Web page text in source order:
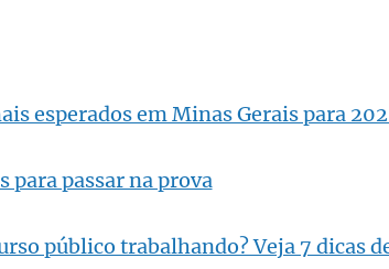
esperados em Minas Gerais para
para passar na prova
público trabalhando? Veja 7 dicas